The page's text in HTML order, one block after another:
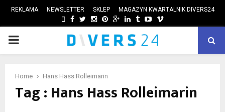
REKLAMA NEWSLETTER SKLEP MAGAZYN KWARTALNIK DIVERS24
FACEBOOK
TWITTER
INSTAGRAM
PINTEREST
GOOGLE
LINKEDIN
TUMBLRYOUTUBE
VIMEO
PRIMARY
Home Hans Hass Rolleimarin
Tag : Hans Hass Rolleimarin